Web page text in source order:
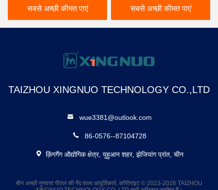
सबसे अच्छी कीमत पाएं
सबसे अच्छी कीमत पाएं
TAIZHOU XINGNUO TECHNOLOGY CO.,LTD
wue3381@outlook.com
86-0576--87104728
क़िंगगैंग औद्योगिक क्षेत्र, युहुआन शहर, झेजियांग प्रांत, चीन
चीन अच्छी गुणवत्ता पीतल की गेंद वाल्व आपूर्तिकर्ता. कॉपीराइट © 2023-2026 TAIZHOU